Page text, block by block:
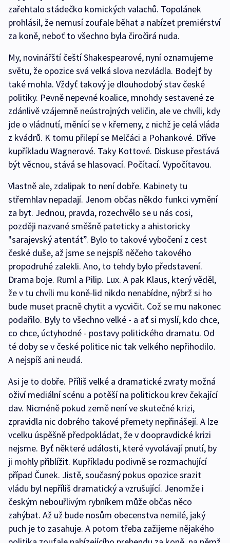
zařehtalo stádečko komických valachů. Topolánek
prohlásil, že nemusí zoufale běhat a nabízet premiérství
za koně, neboť to všechno byla čiročirá nuda.
My, novinářští čeští Shakespearové, nyní oznamujeme
světu, že opozice svá velká slova nezvládla. Bodejť by
také mohla. Vždyť takový je dlouhodobý stav české
politiky. Pevně nepevné koalice, mnohdy sestavené ze
zdánlivě vzájemně neústrojných veličin, ale ve chvíli, kdy
jde o vládnutí, měnící se v křemeny, z nichž je celá vláda
z kvádrů. K tomu přilepí se Melčáci a Pohankové. Dříve
kupříkladu Wagnerové. Taky Kottové. Diskuse přestává
být věcnou, stává se hlasovací. Počítací. Vypočítavou.
Vlastně ale, zdalipak to není dobře. Kabinety tu
střemhlav nepadají. Jenom občas někdo funkci vymění
za byt. Jednou, pravda, rozechvělo se u nás cosi,
později nazvané směšně pateticky a ahistoricky
"sarajevský atentát”. Bylo to takové vybočení z cest
české duše, až jsme se nejspíš něčeho takového
propodruhé zalekli. Ano, to tehdy bylo představení.
Drama boje. Ruml a Pilip. Lux. A pak Klaus, který věděl,
že v tu chvíli mu koně-lid nikdo nenabídne, nýbrž si ho
bude muset pracně chytit a vycvičit. Což se mu nakonec
podařilo. Byly to všechno velké - a ať si myslí, kdo chce,
co chce, úctyhodné - postavy politického dramatu. Od
té doby se v české politice nic tak velkého nepřihodilo.
A nejspíš ani neudá.
Asi je to dobře. Příliš velké a dramatické zvraty možná
oživí mediální scénu a potěší na politickou krev čekající
dav. Nicméně pokud země není ve skutečné krizi,
zpravidla nic dobrého takové přemety nepřinášejí. A lze
vcelku úspěšně předpokládat, že v doopravdické krizi
nejsme. Byť některé události, které vyvolávají pnutí, by
ji mohly přiblížit. Kupříkladu podivně se rozmachující
případ Čunek. Jistě, současný pokus opozice srazit
vládu byl nepříliš dramatický a vzrušující. Jenomže i
českým nebouřlivým rybníkem může občas něco
zahýbat. Až už bude nosům obecenstva nemilé, jaký
puch je to zasahuje. A potom třeba zažijeme nějakého